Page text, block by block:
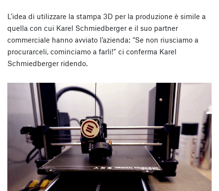
L’idea di utilizzare la stampa 3D per la produzione è simile a
quella con cui Karel Schmiedberger e il suo partner
commerciale hanno avviato l’azienda: “Se non riusciamo a
procurarceli, cominciamo a farli!” ci conferma Karel
Schmiedberger ridendo.